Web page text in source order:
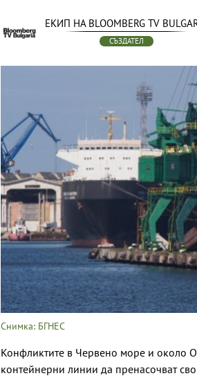
ЕКИП НА BLOOMBERG TV
СЪЗДАТЕЛ
Снимка: БГНЕС
Конфликтите в Червено море и около
контейнерни линии да пренасочват